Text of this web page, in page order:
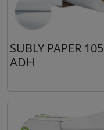
SUBLY PAPER 105
ADH